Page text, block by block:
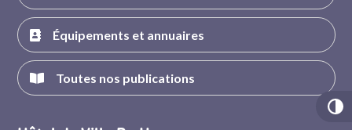
Équipements et annuaires
Toutes nos publications